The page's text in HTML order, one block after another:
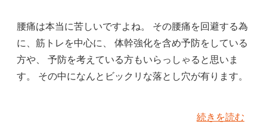
腰痛は本当に苦しいですよね。 その腰痛を回避する為
に、筋トレを中心に、 体幹強化を含め予防をしている
方や、 予防を考えている方もいらっしゃると思いま
す。 その中になんとビックリな落とし穴が有ります。
続きを読む